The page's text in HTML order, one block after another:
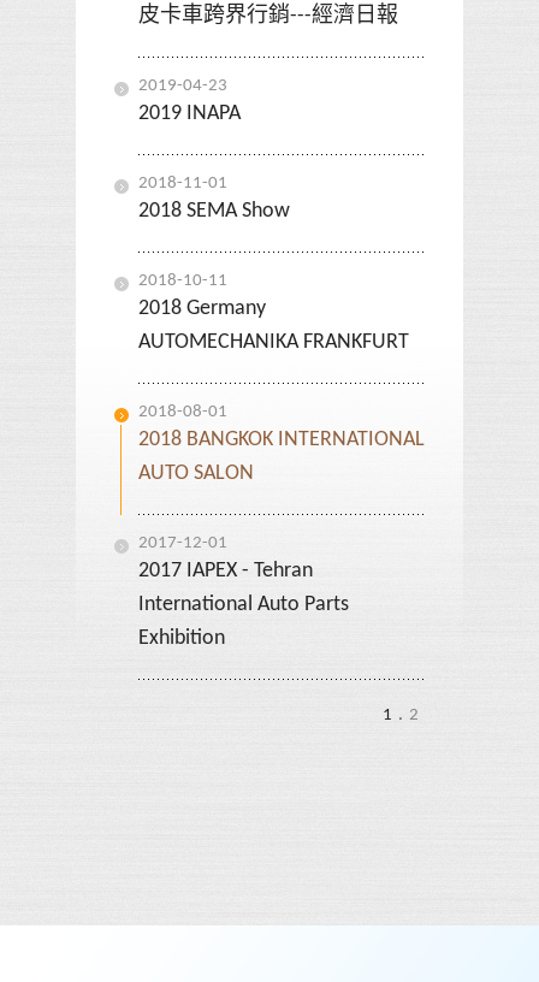
皮卡車跨界行銷---經濟日報
2019-04-23
2019 INAPA
2018-11-01
2018 SEMA Show
2018-10-11
2018 Germany
AUTOMECHANIKA FRANKFURT
2018-08-01
2018 BANGKOK INTERNATIONAL
AUTO SALON
2017-12-01
2017 IAPEX - Tehran
International Auto Parts
Exhibition
1 . 2